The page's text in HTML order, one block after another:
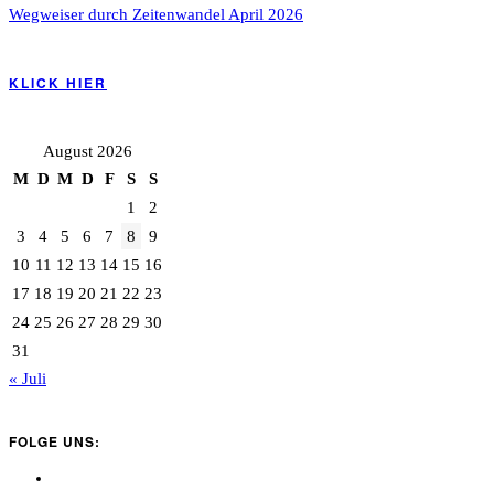
KLICK HIER
August 2026
M D M D F S
S
1
2
3
4 5 6 7 8
9
10 11 12 13 14 15 16
17 18 19 20 21 22 23
24 25 26 27 28 29 30
31
« Juli
FOLGE UNS: